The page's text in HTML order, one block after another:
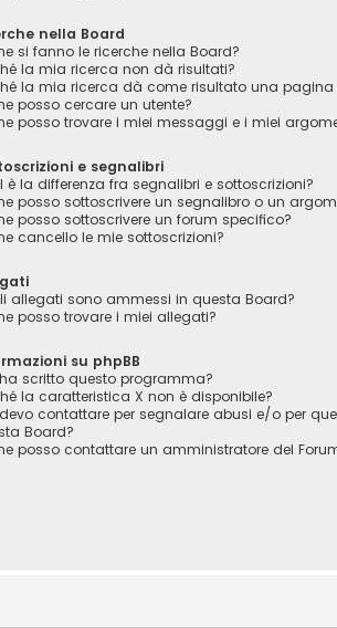
nella Board
si fanno le ricerche nella Board?
la mia ricerca non dà risultati?
la mia ricerca dà come risultato una pagina
posso cercare un utente?
posso trovare i miei messaggi e i miei
e segnalibri
è la differenza fra segnalibri e sottoscrizioni?
posso sottoscrivere un segnalibro o un
posso sottoscrivere un forum specifico?
cancello le mie sottoscrizioni?
allegati sono ammessi in questa Board?
posso trovare i miei allegati?
su phpBB
scritto questo programma?
la caratteristica X non è disponibile?
contattare per segnalare abusi e/o per
Board?
posso contattare un amministratore del